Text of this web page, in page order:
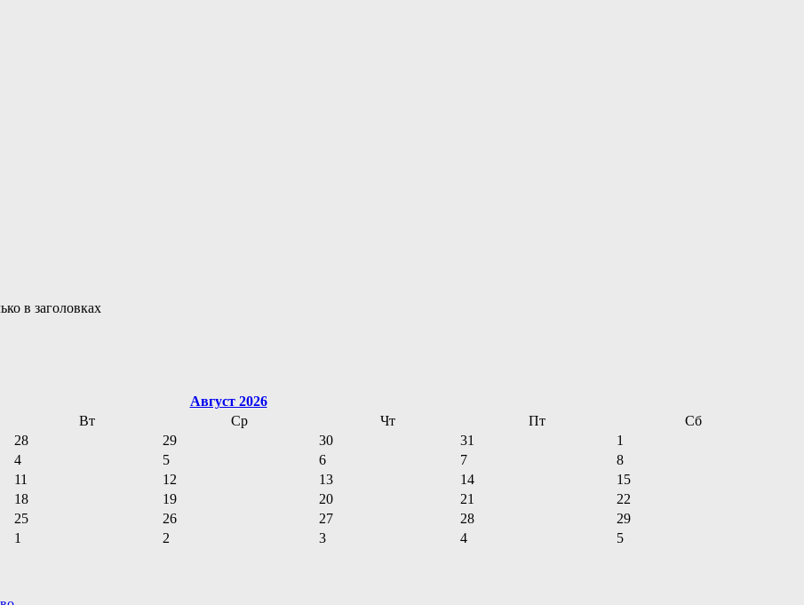
в заголовках
Август 2026
Вт Ср Чт Пт
Сб
28 29 30 31
1
4 5 6 7
8
11 12 13 14
15
18 19 20 21
22
25 26 27 28
29
1 2 3 4 5